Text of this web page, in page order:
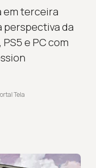
em terceira
perspectiva da
e PC com
Tela